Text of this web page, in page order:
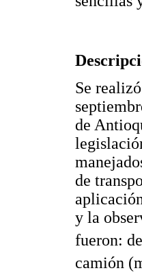
Se
de
de
y la
fueron:
camión